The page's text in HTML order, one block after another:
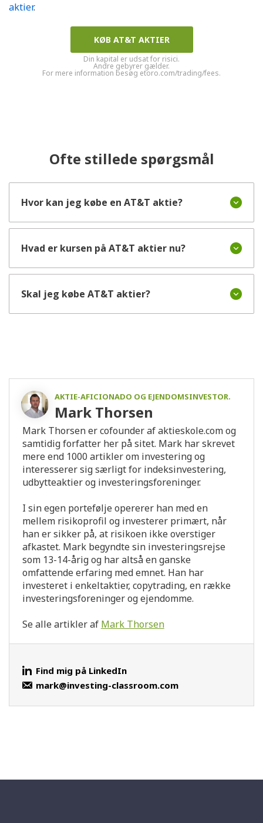
aktier.
KØB AT&T AKTIER
Din kapital er udsat for risici.
Andre gebyrer gælder.
For mere information besøg etoro.com/trading/fees.
Ofte stillede spørgsmål
Hvor kan jeg købe en AT&T aktie?
Hvad er kursen på AT&T aktier nu?
Skal jeg købe AT&T aktier?
AKTIE-AFICIONADO OG EJENDOMSINVESTOR.
Mark Thorsen
Mark Thorsen er cofounder af aktieskole.com og
samtidig forfatter her på sitet. Mark har skrevet
mere end 1000 artikler om investering og
interesserer sig særligt for indeksinvestering,
udbytteaktier og investeringsforeninger.
I sin egen portefølje opererer han med en
mellem risikoprofil og investerer primært, når
han er sikker på, at risikoen ikke overstiger
afkastet. Mark begyndte sin investeringsrejse
som 13-14-årig og har altså en ganske
omfattende erfaring med emnet. Han har
investeret i enkeltaktier, copytrading, en række
investeringsforeninger og ejendomme.
Se alle artikler af Mark Thorsen
Find mig på LinkedIn
mark@investing-classroom.com